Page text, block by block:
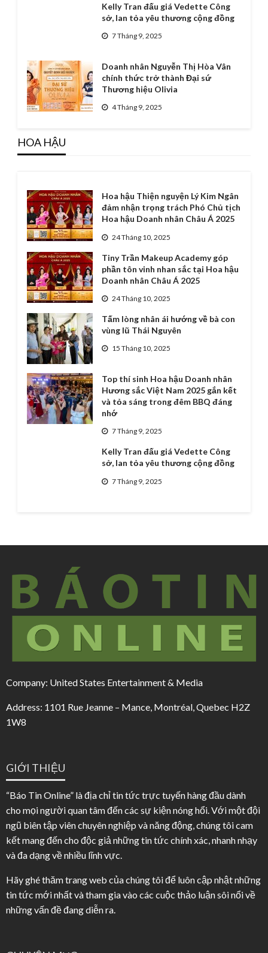
Kelly Tran đấu giá Vedette Công
sở, lan tỏa yêu thương cộng đồng
7 Tháng 9, 2025
Doanh nhân Nguyễn Thị Hòa Vân
chính thức trở thành Đại sứ
Thương hiệu Olivia
4 Tháng 9, 2025
HOA HẬU
Hoa hậu Thiện nguyện Lý Kim Ngân
đảm nhận trọng trách Phó Chủ tịch
Hoa hậu Doanh nhân Châu Á 2025
24 Tháng 10, 2025
Tiny Trần Makeup Academy góp
phần tôn vinh nhan sắc tại Hoa hậu
Doanh nhân Châu Á 2025
24 Tháng 10, 2025
Tấm lòng nhân ái hướng về bà con
vùng lũ Thái Nguyên
15 Tháng 10, 2025
Top thí sinh Hoa hậu Doanh nhân
Hương sắc Việt Nam 2025 gắn kết
và tỏa sáng trong đêm BBQ đáng
nhớ
7 Tháng 9, 2025
Kelly Tran đấu giá Vedette Công
sở, lan tỏa yêu thương cộng đồng
7 Tháng 9, 2025
Company: United States Entertainment & Media
Address: 1101 Rue Jeanne – Mance, Montréal, Quebec H2Z
1W8
GIỚI THIỆU
“Báo Tin Online” là địa chỉ tin tức trực tuyến hàng đầu dành
cho mọi người quan tâm đến các sự kiện nóng hổi. Với một đội
ngũ biên tập viên chuyên nghiệp và năng động, chúng tôi cam
kết mang đến cho độc giả những tin tức chính xác, nhanh nhạy
và đa dạng về nhiều lĩnh vực.
Hãy ghé thăm trang web của chúng tôi để luôn cập nhật những
tin tức mới nhất và tham gia vào các cuộc thảo luận sôi nổi về
những vấn đề đang diễn ra.